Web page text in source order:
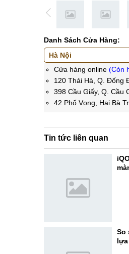
Danh Sách Cửa Hàng:
Cửa hàng online (Còn
120 Thái Hà, Q. Đống
398 Cầu Giấy, Q. Cầu
42 Phố Vọng, Hai Bà
Tin tức liên quan
So